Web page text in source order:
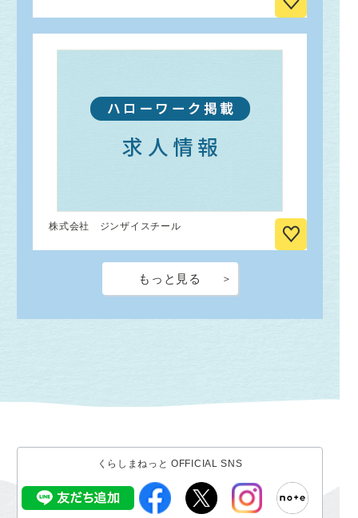
株式会社 ジンザイスチール
もっと見る
くらしまねっと OFFICIAL SNS